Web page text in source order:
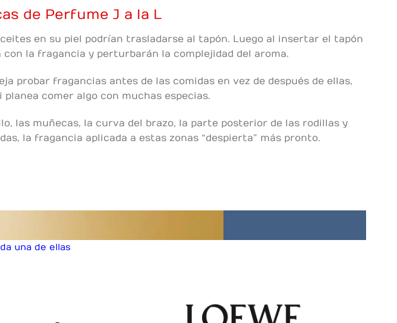
de Perfume J a la L
en su piel podrían trasladarse al tapón. Luego al insertar el tapón
la fragancia y perturbarán la complejidad del aroma.
probar fragancias antes de las comidas en vez de después de ellas,
planea comer algo con muchas especias.
las muñecas, la curva del brazo, la parte posterior de las rodillas y
la fragancia aplicada a estas zonas “despierta” más pronto.
una de ellas